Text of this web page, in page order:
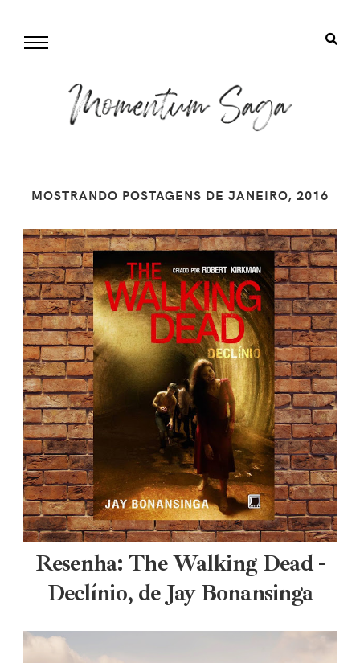
MOSTRANDO POSTAGENS DE JANEIRO, 2016
Resenha: The Walking Dead -
Declínio, de Jay Bonansinga